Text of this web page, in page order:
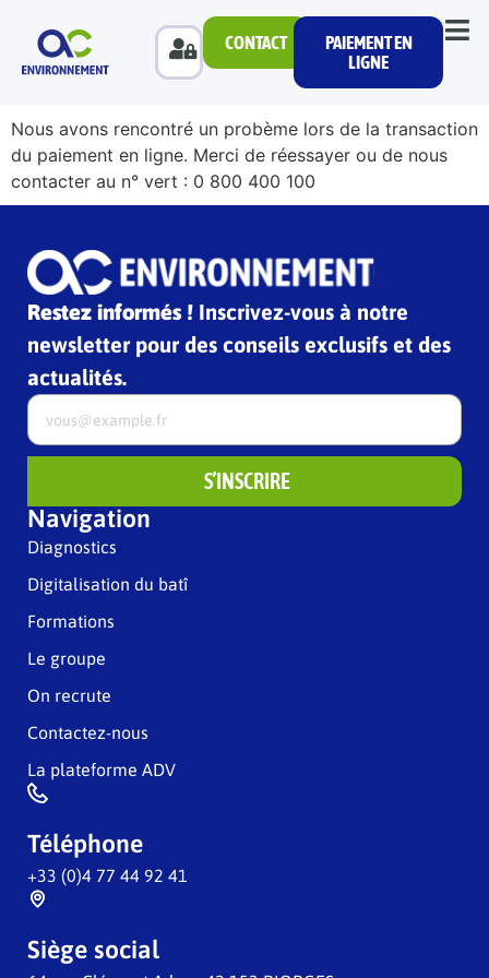
CONTACT
PAIEMENT EN
LIGNE
Nous avons rencontré un probème lors de la transaction
du paiement en ligne. Merci de réessayer ou de nous
contacter au n° vert : 0 800 400 100
Restez informés ! Inscrivez-vous à notre
newsletter pour des conseils exclusifs et des
actualités.
S’INSCRIRE
Navigation
Diagnostics
Digitalisation du batî
Formations
Le groupe
On recrute
Contactez-nous
La plateforme ADV
Téléphone
+33 (0)4 77 44 92 41
Siège social